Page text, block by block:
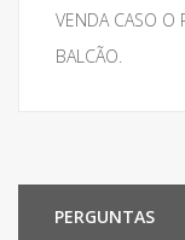
VENDA CASO O
BALCÃO.
PERGUNTAS